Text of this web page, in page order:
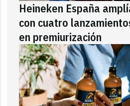
Heineken España
con cuatro
en premiurización